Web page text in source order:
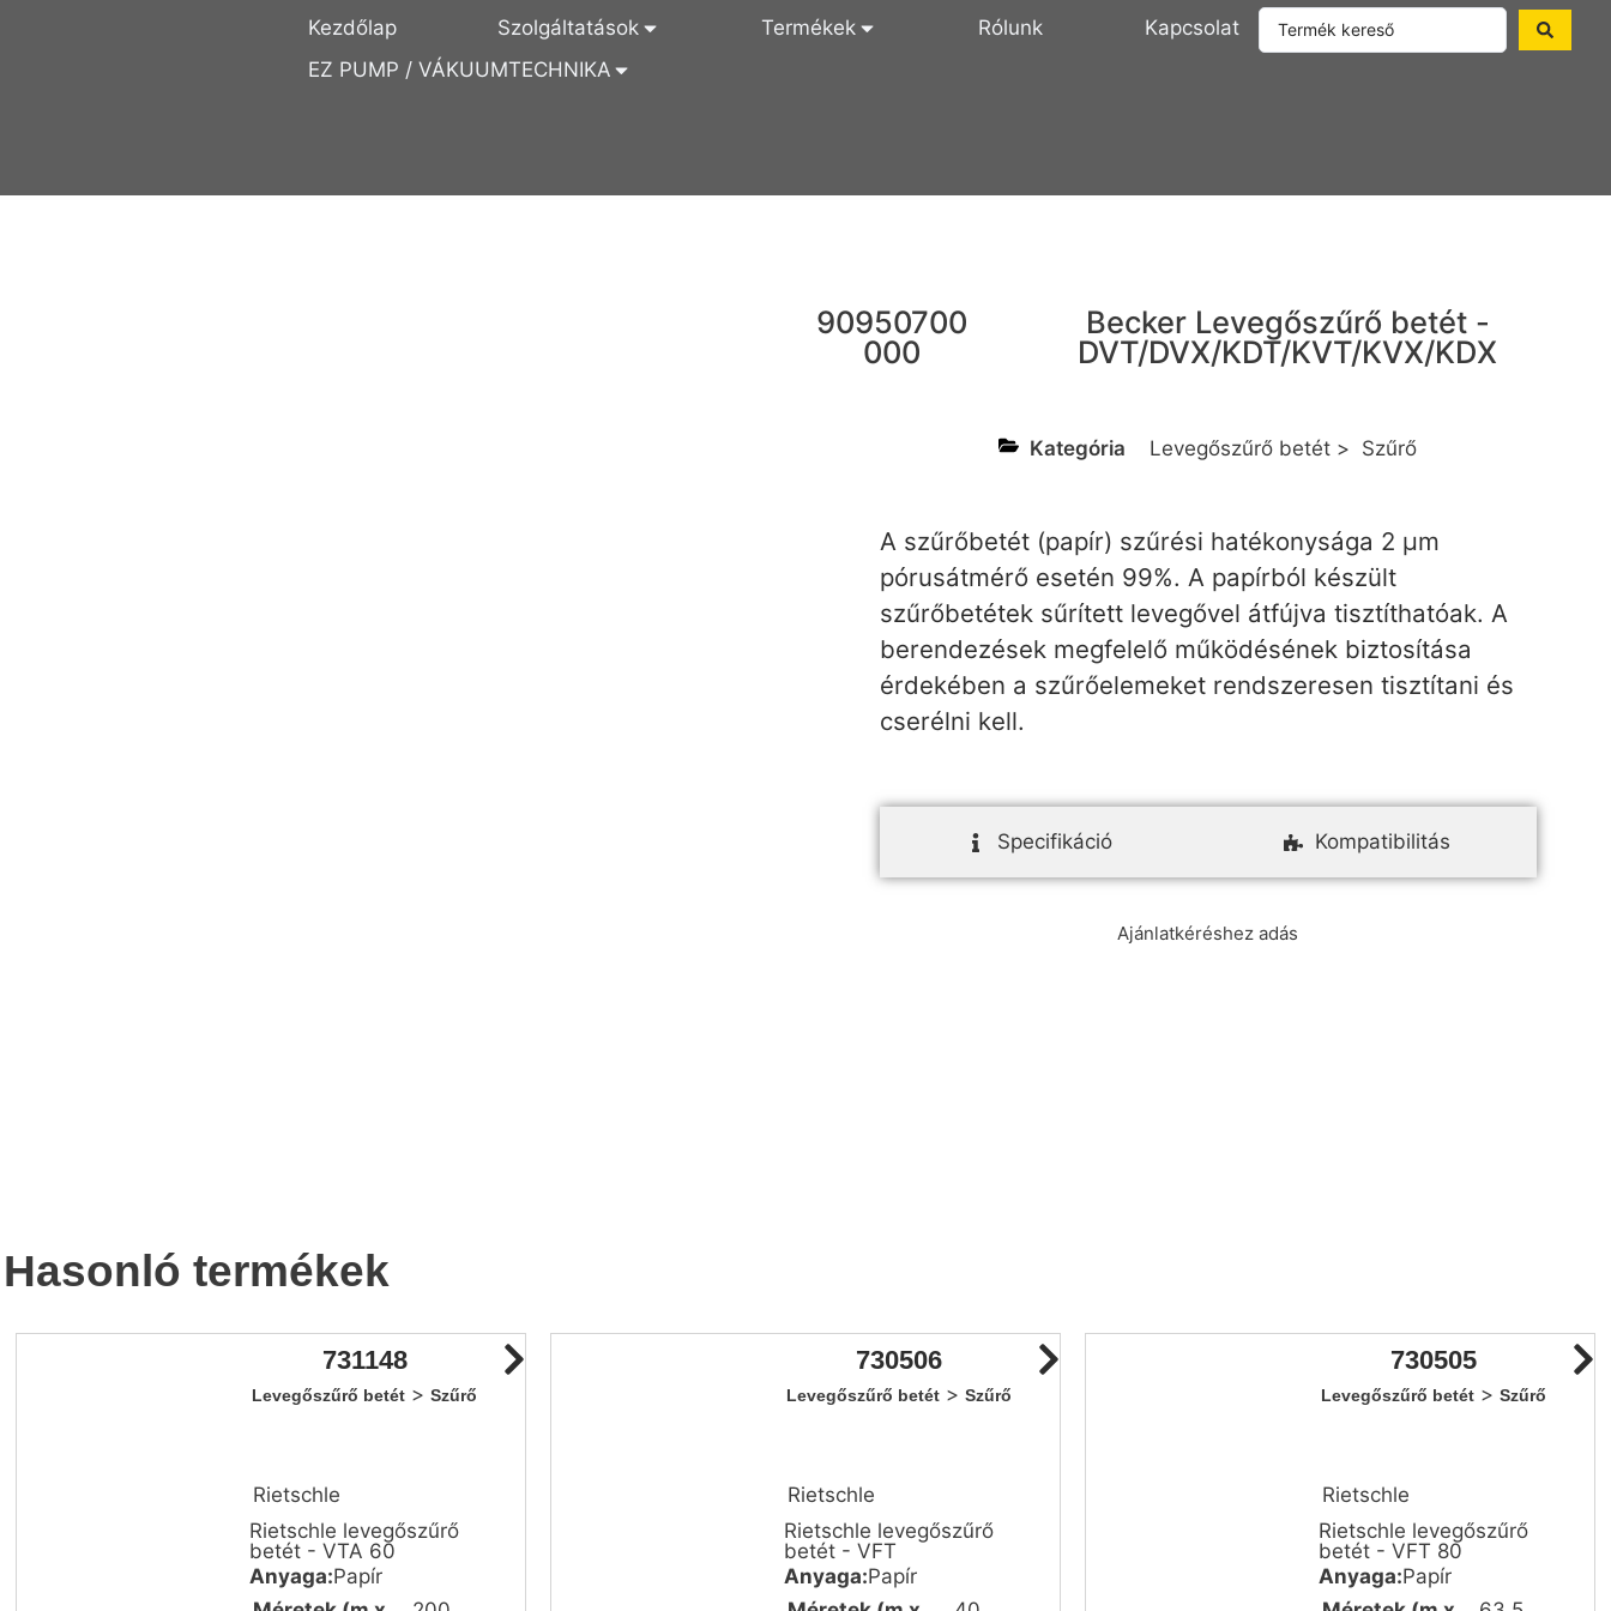
Kezdőlap Szolgáltatások Termékek Rólunk
Kapcsolat
EZ PUMP / VÁKUUMTECHNIKA
90950700
000
Becker Levegőszűrő betét -
DVT/DVX/KDT/KVT/KVX/KDX
Kategória Levegőszűrő betét > Szűrő
A szűrőbetét (papír) szűrési hatékonysága 2 µm
pórusátmérő esetén 99%. A papírból készült
szűrőbetétek sűrített levegővel átfújva tisztíthatóak. A
berendezések megfelelő működésének biztosítása
érdekében a szűrőelemeket rendszeresen tisztítani és
cserélni kell.
Specifikáció Kompatibilitás
Ajánlatkéréshez adás
Hasonló termékek
731148
Levegőszűrő betét > Szűrő
Rietschle
Rietschle levegőszűrő
betét - VTA 60
Anyaga:Papír
730506
Levegőszűrő betét > Szűrő
Rietschle
Rietschle levegőszűrő
betét - VFT
Anyaga:Papír
730505
Levegőszűrő betét > Szűrő
Rietschle
Rietschle levegőszűrő
betét - VFT 80
Anyaga:Papír